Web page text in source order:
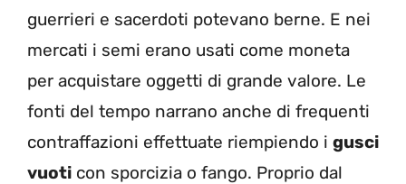
guerrieri e sacerdoti potevano berne. E nei
mercati i semi erano usati come moneta
per acquistare oggetti di grande valore. Le
fonti del tempo narrano anche di frequenti
contraffazioni effettuate riempiendo i gusci
vuoti con sporcizia o fango. Proprio dal